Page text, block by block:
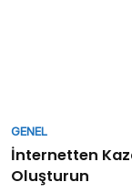
GENEL
İnternetten
Oluşturun